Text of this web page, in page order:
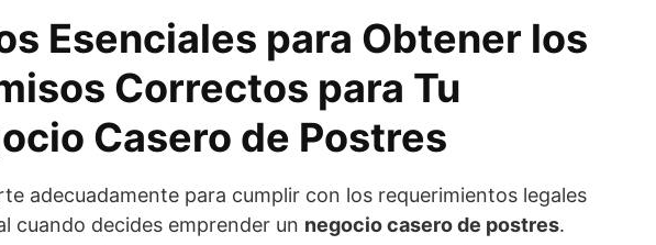
Esenciales para Obtener los
Correctos para Tu
Casero de Postres
adecuadamente para cumplir con los requerimientos legales
cuando decides emprender un negocio casero de postres.